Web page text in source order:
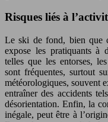
Risques liés à
Le ski de fond, bien que
expose les pratiquants à
telles que les entorses,
sont fréquentes, surtout
météorologiques, souvent
entraîner des accidents
désorientation. Enfin, la
inégale, peut être à